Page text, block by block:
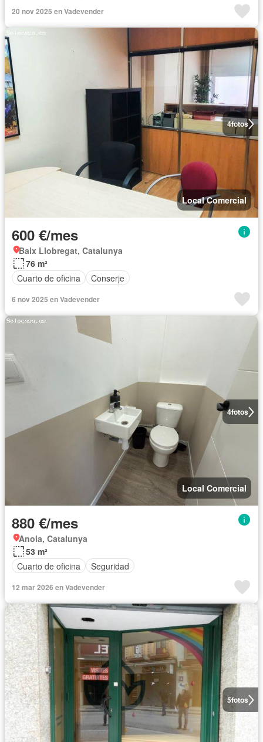
20 nov 2025 en Vadevender
4fotos
Local Comercial
600 €/mes
Baix Llobregat, Catalunya
76 m²
Cuarto de oficina
Conserje
6 nov 2025 en Vadevender
4fotos
Local Comercial
880 €/mes
Anoia, Catalunya
53 m²
Cuarto de oficina
Seguridad
12 mar 2026 en Vadevender
5fotos